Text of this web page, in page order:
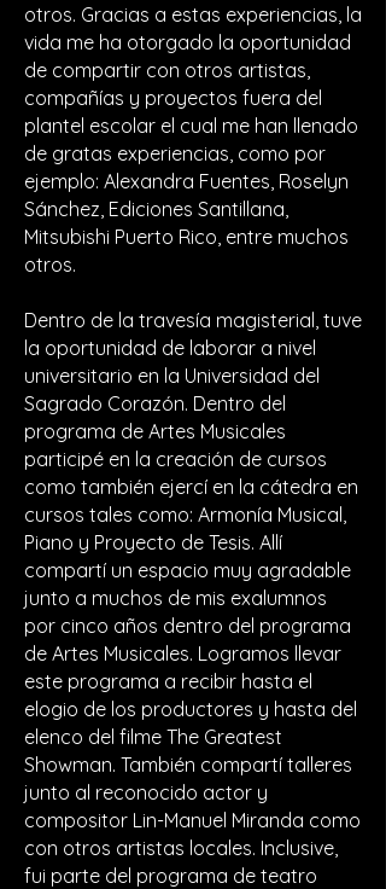
otros. Gracias a estas experiencias, la
vida me ha otorgado la oportunidad
de compartir con otros artistas,
compañías y proyectos fuera del
plantel escolar el cual me han llenado
de gratas experiencias, como por
ejemplo: Alexandra Fuentes, Roselyn
Sánchez, Ediciones Santillana,
Mitsubishi Puerto Rico, entre muchos
otros.
Dentro de la travesía magisterial, tuve
la oportunidad de laborar a nivel
universitario en la Universidad del
Sagrado Corazón. Dentro del
programa de Artes Musicales
participé en la creación de cursos
como también ejercí en la cátedra en
cursos tales como: Armonía Musical,
Piano y Proyecto de Tesis. Allí
compartí un espacio muy agradable
junto a muchos de mis exalumnos
por cinco años dentro del programa
de Artes Musicales. Logramos llevar
este programa a recibir hasta el
elogio de los productores y hasta del
elenco del filme The Greatest
Showman. También compartí talleres
junto al reconocido actor y
compositor Lin-Manuel Miranda como
con otros artistas locales. Inclusive,
fui parte del programa de teatro